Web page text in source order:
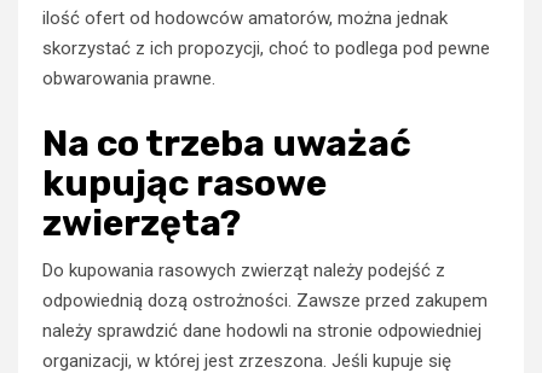
ilość ofert od hodowców amatorów, można jednak
skorzystać z ich propozycji, choć to podlega pod pewne
obwarowania prawne.
Na co trzeba uważać
kupując rasowe
zwierzęta?
Do kupowania rasowych zwierząt należy podejść z
odpowiednią dozą ostrożności. Zawsze przed zakupem
należy sprawdzić dane hodowli na stronie odpowiedniej
organizacji, w której jest zrzeszona. Jeśli kupuje się